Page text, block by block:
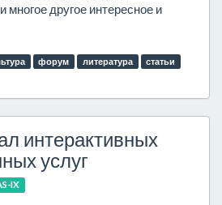
многое другое интересное и
форум литература
статьи
интерактивных
услуг
IX